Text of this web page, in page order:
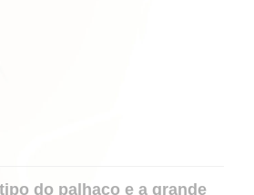
do palhaço e a grande